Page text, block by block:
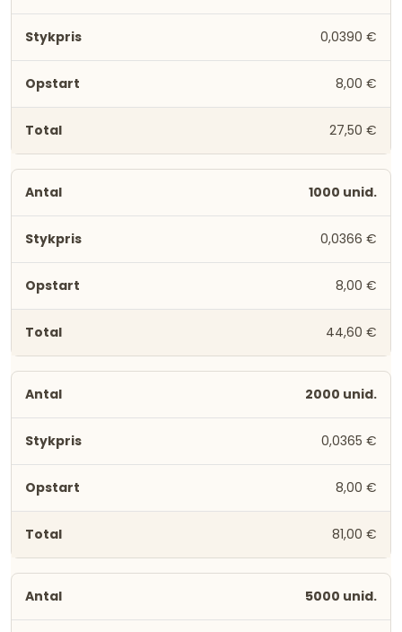
0,0390 €
8,00 €
27,50 €
1000 unid.
0,0366 €
8,00 €
44,60 €
2000 unid.
0,0365 €
8,00 €
81,00 €
5000 unid.